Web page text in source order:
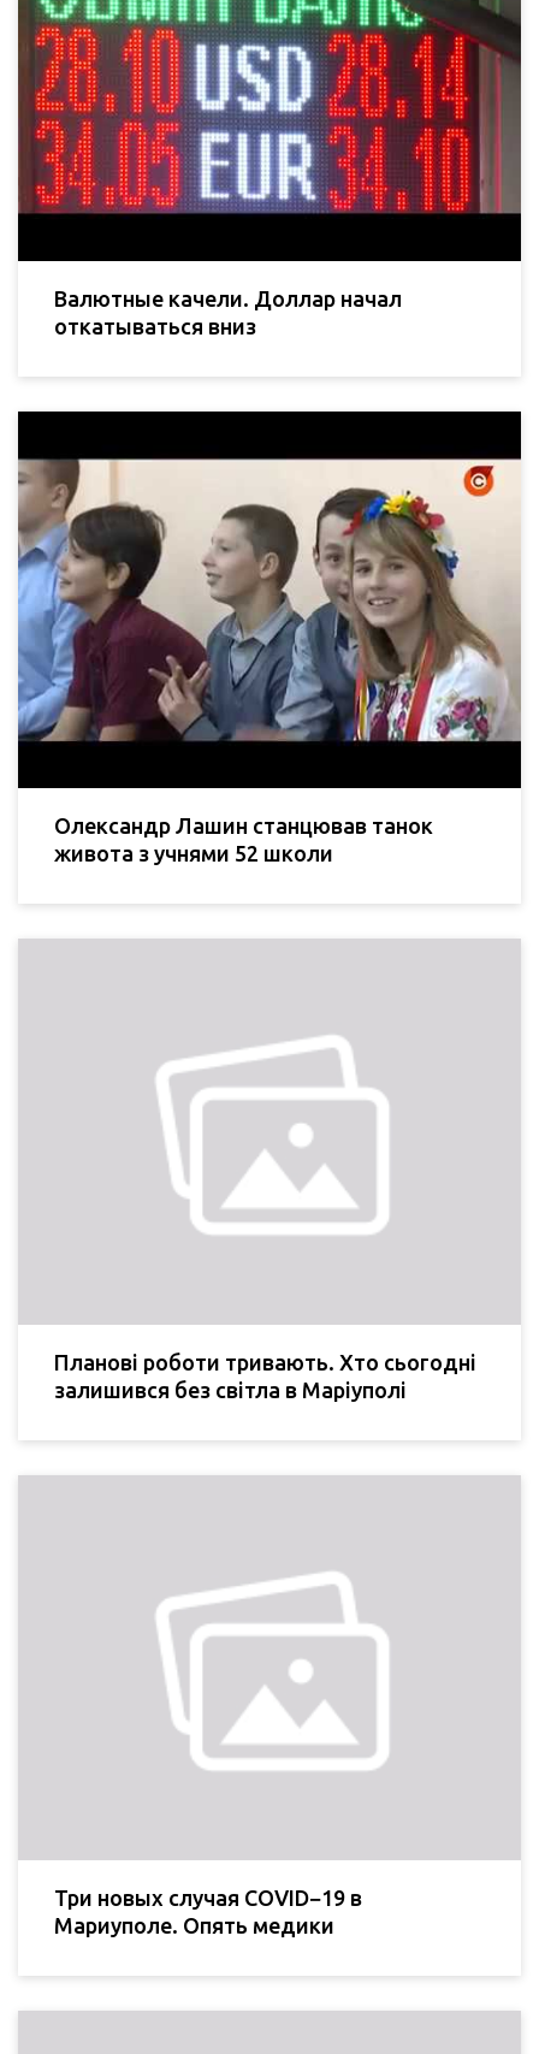
Валютные качели. Доллар начал
откатываться вниз
Олександр Лашин станцював танок
живота з учнями 52 школи
Планові роботи тривають. Хто сьогодні
залишився без світла в Маріуполі
Три новых случая COVID−19 в
Мариуполе. Опять медики